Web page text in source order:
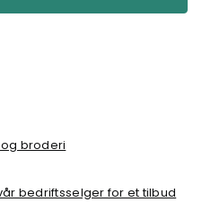
broderi
bedriftsselger for et tilbud